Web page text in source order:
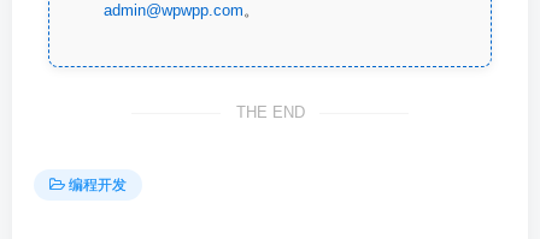
admin@wpwpp.com。
THE END
编程开发